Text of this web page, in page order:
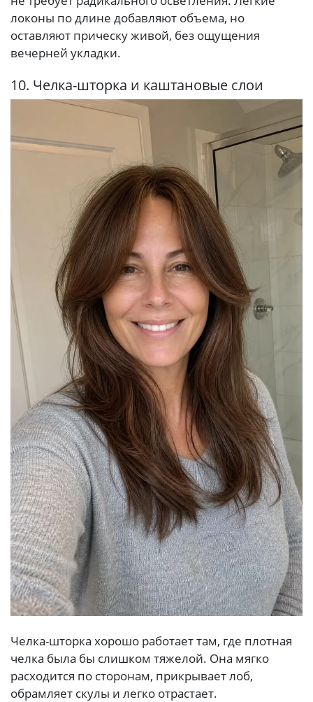
локоны по длине добавляют объема, но
оставляют прическу живой, без ощущения
вечерней укладки.
10. Челка-шторка и каштановые слои
Челка-шторка хорошо работает там, где плотная
челка была бы слишком тяжелой. Она мягко
расходится по сторонам, прикрывает лоб,
обрамляет скулы и легко отрастает.